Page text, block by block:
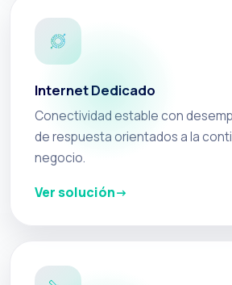
Internet Dedicado
Conectividad estable con
de respuesta orientados a la
negocio.
Ver solución